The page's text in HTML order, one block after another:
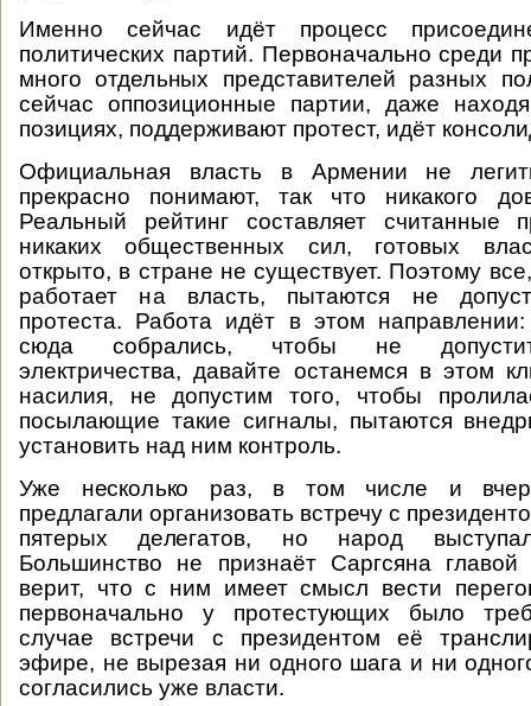
Именно сейчас идёт процесс
политических партий. Первоначально среди
много отдельных представителей разных
сейчас оппозиционные партии, даже
позициях, поддерживают протест, идёт
Официальная власть в Армении не
прекрасно понимают, так что никакого
Реальный рейтинг составляет считанные
никаких общественных сил, готовых
открыто, в стране не существует. Поэтому
работает на власть, пытаются не
протеста. Работа идёт в этом
сюда собрались, чтобы не
электричества, давайте останемся в этом
насилия, не допустим того, чтобы
посылающие такие сигналы, пытаются
установить над ним контроль.
Уже несколько раз, в том числе и
предлагали организовать встречу с
пятерых делегатов, но народ
Большинство не признаёт Саргсяна главой
верит, что с ним имеет смысл вести
первоначально у протестующих было
случае встречи с президентом её
эфире, не вырезая ни одного шага и ни
согласились уже власти.